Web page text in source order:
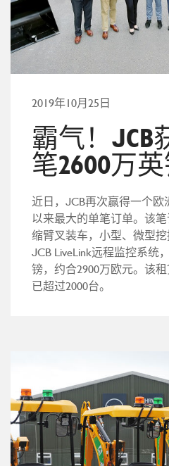
2019年10月25日
霸气！JCB
笔2600万英
近日，JCB再次赢得一个欧
以来最大的单笔订单。该
缩臂叉装车，小型、微型
JCB LiveLink远程监控系统
镑，约合2900万欧元。该
已超过2000台。